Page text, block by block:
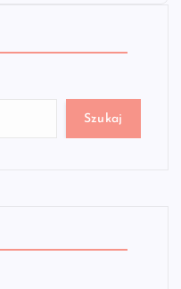
Szukaj